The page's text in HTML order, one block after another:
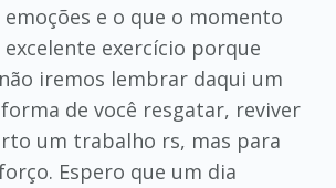
e o que o momento
exercício porque
iremos lembrar daqui um
de você resgatar, reviver
um trabalho rs, mas para
Espero que um dia